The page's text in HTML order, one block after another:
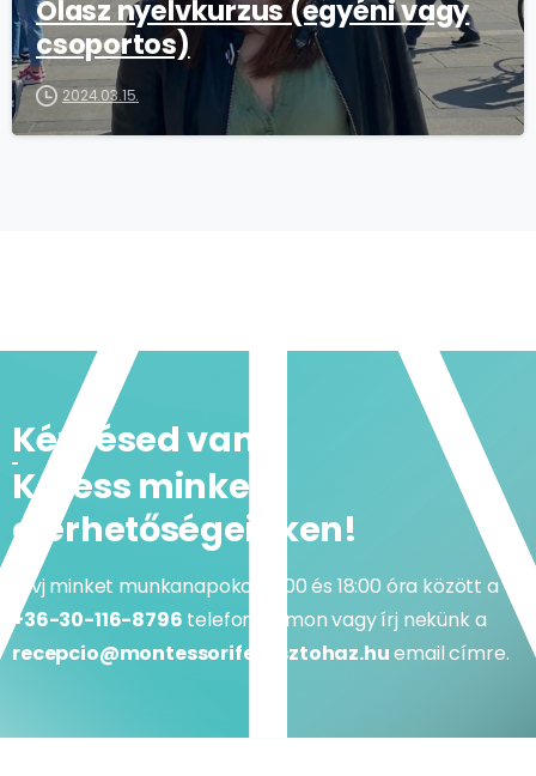
Olasz nyelvkurzus (egyéni vagy
csoportos)
2024.03.15.
Kérdésed van?
Keress minket
elérhetőségeinken!
Hívj minket munkanapokon 9:00 és 18:00 óra között a
+36-30-116-8796 telefonszámon vagy írj nekünk a
recepcio@montessorifejlesztohaz.huemail címre.